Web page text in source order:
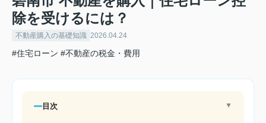
除を受けるには？
不動産購入の基礎知識 2026.04.24
#住宅ローン #不動産の税金・費用
目次 ▲